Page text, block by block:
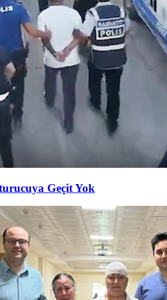
Geçit Yok